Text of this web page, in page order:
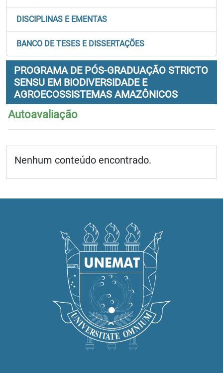
DISCIPLINAS E EMENTAS
BANCO DE TESES E DISSERTAÇÕES
PROGRAMA DE PÓS-GRADUAÇÃO STRICTO
SENSU EM BIODIVERSIDADE E
AGROECOSSISTEMAS AMAZÔNICOS
Autoavaliação
Nenhum conteúdo encontrado.